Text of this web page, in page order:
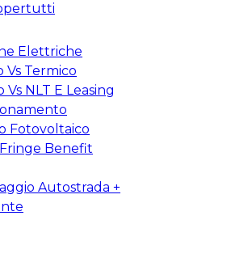
Elettriche
Vs Termico
Vs NLT E Leasing
Fotovoltaico
Benefit
Autostrada +